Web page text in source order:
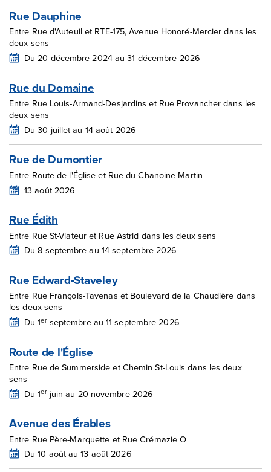
Rue Dauphine
Entre Rue d'Auteuil et RTE-175, Avenue Honoré-Mercier dans les
deux sens
Du 20 décembre 2024 au 31 décembre 2026
Rue du Domaine
Entre Rue Louis-Armand-Desjardins et Rue Provancher dans les
deux sens
Du 30 juillet au 14 août 2026
Rue de Dumontier
Entre Route de l'Église et Rue du Chanoine-Martin
13 août 2026
Rue Édith
Entre Rue St-Viateur et Rue Astrid dans les deux sens
Du 8 septembre au 14 septembre 2026
Rue Edward-Staveley
Entre Rue François-Tavenas et Boulevard de la Chaudière dans
les deux sens
Du 1erseptembre au 11 septembre 2026
Route de l'Église
Entre Rue de Summerside et Chemin St-Louis dans les deux
sens
Du 1erjuin au 20 novembre 2026
Avenue des Érables
Entre Rue Père-Marquette et Rue Crémazie O
Du 10 août au 13 août 2026